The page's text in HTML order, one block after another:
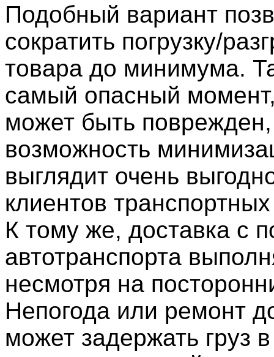
Подобный вариант
сократить погрузку/
товара до минимума.
самый опасный момент,
может быть
возможность
выглядит очень
клиентов
К тому же, доставка с
автотранспорта
несмотря на
Непогода или ремонт
может задержать груз